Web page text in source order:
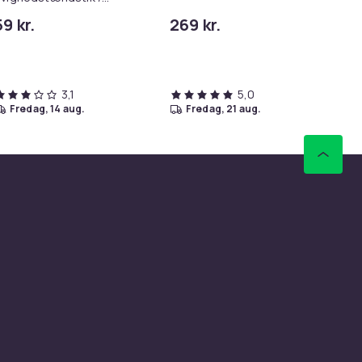
kr.
3,1
fredag, 14 aug.
269 kr.
5,0
fredag, 21 aug.